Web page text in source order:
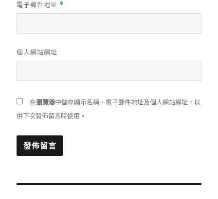
電子郵件地址 *
個人網站網址
在瀏覽器中儲存顯示名稱、電子郵件地址及個人網站網址，以
供下次發佈留言時使用。